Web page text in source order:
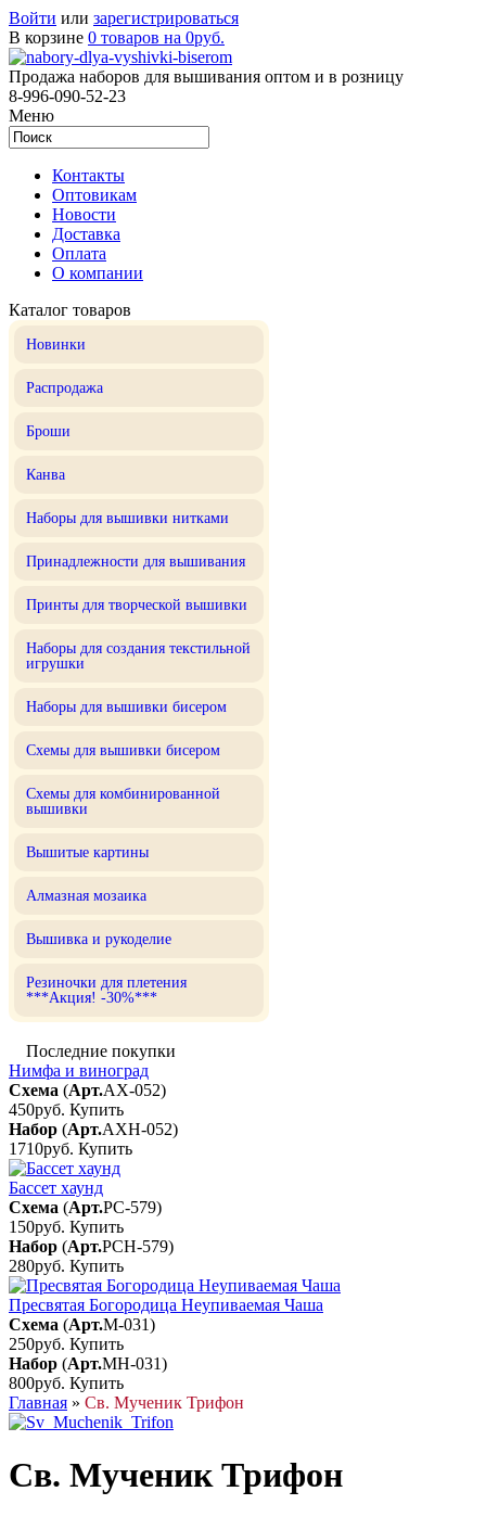
Войти или зарегистрироваться
В корзине 0 товаров на 0руб.
Продажа наборов для вышивания оптом и в розницу
8-996-090-52-23
Меню
Контакты
Оптовикам
Новости
Доставка
Оплата
О компании
Каталог товаров
Новинки
Распродажа
Броши
Канва
Наборы для вышивки нитками
Принадлежности для вышивания
Принты для творческой вышивки
Наборы для создания текстильной
игрушки
Наборы для вышивки бисером
Схемы для вышивки бисером
Схемы для комбинированной
вышивки
Вышитые картины
Алмазная мозаика
Вышивка и рукоделие
Резиночки для плетения
***Акция! -30%***
Последние покупки
Нимфа и виноград
Схема (Арт.АХ-052)
450руб. Купить
Набор (Арт.АХН-052)
1710руб. Купить
Бассет хаунд
Схема (Арт.РС-579)
150руб. Купить
Набор (Арт.РСН-579)
280руб. Купить
Пресвятая Богородица Неупиваемая Чаша
Схема (Арт.М-031)
250руб. Купить
Набор (Арт.МН-031)
800руб. Купить
Главная » Св. Мученик Трифон
Св. Мученик Трифон